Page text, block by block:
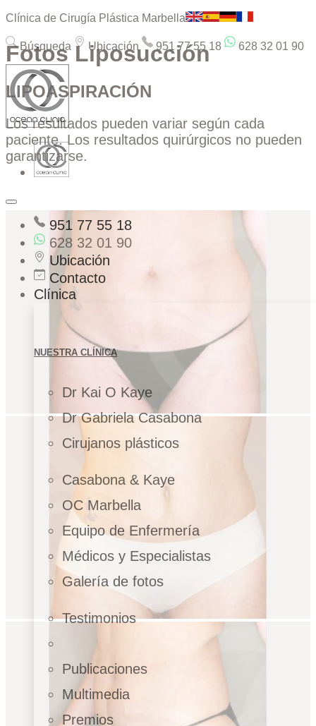
Clínica de Cirugía Plástica Marbella
Búsqueda Ubicación 951 77 55 18 628 32 01 90
951 77 55 18
628 32 01 90
Ubicación
Contacto
Clínica
NUESTRA CLÍNICA
Dr Kai O Kaye
Dr Gabriela Casabona
Cirujanos plásticos
Casabona & Kaye
OC Marbella
Equipo de Enfermería
Médicos y Especialistas
Galería de fotos
Testimonios
Publicaciones
Multimedia
Premios
Fotos Liposucción
LIPOASPIRACIÓN
Los resultados pueden variar según cada
paciente. Los resultados quirúrgicos no pueden
garantizarse.